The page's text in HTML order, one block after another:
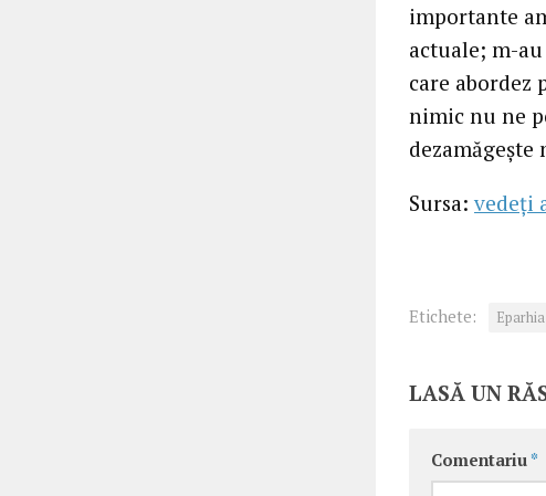
importante
actuale; m-
care abordez
nimic nu ne
dezamăgește
Sursa: vedeţi
Etichete:
LASĂ UN
Comentariu *